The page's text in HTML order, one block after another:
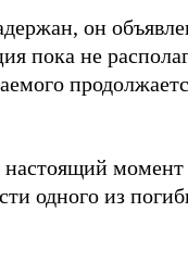
он
пока не
одного из